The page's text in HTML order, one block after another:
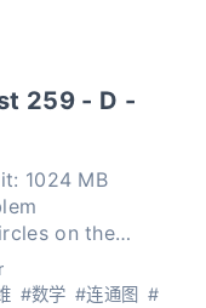
259 - D -
1024 MB
on the
i=1,2,…,Ni = 1,
#数学 #连通图 #